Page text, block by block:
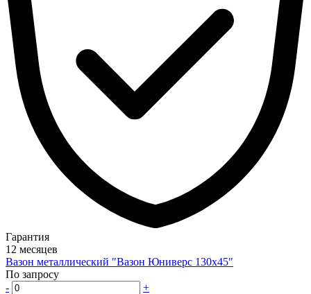
Гарантия
12 месяцев
Вазон металлический "Вазон Юниверс 130х45"
По запросу
-
+